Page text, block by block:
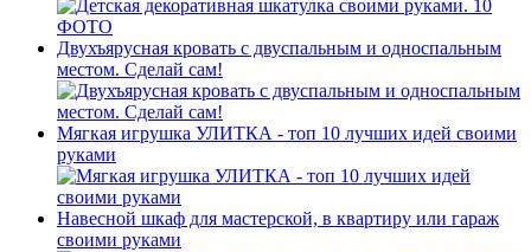
Двухъярусная кровать с двуспальным и односпальным
местом. Сделай сам!
Мягкая игрушка УЛИТКА - топ 10 лучших идей своими
руками
Навесной шкаф для мастерской, в квартиру или гараж
своими руками